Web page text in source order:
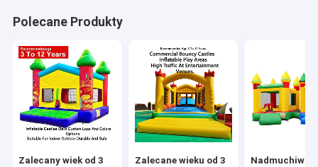
Polecane Produkty
Zalecany wiek od 3
Zalecane wieku od 3